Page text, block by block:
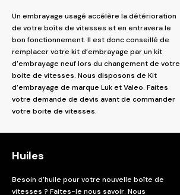
Un embrayage usagé accélère la détérioration
de votre boîte de vitesses et en entravera le
bon fonctionnement. Il est donc conseillé de
remplacer votre kit d’embrayage par un kit
d’embrayage neuf lors du changement de votre
boite de vitesses. Nous disposons de Kit
d’embrayage de marque Luk et Valeo. Faites
votre demande de devis avant de commander
votre boite de vitesses.
Huiles
Besoin d’huile pour votre nouvelle boîte de
vitesses ? Faites-le nous savoir. Nous